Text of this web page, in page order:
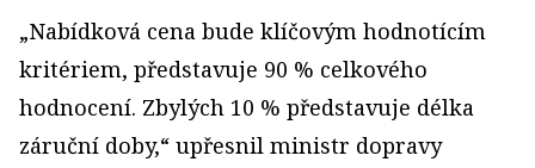
„Nabídková cena bude klíčovým hodnotícím
kritériem, představuje 90 % celkového
hodnocení. Zbylých 10 % představuje délka
záruční doby,“ upřesnil ministr dopravy